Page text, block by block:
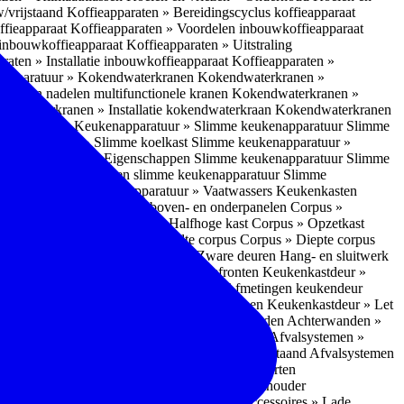
vrijstaand Koffieapparaten » Bereidingscyclus koffieapparaat
Koffieapparaten » Voordelen inbouwkoffieapparaat
Koffieapparaten » Uitstraling
» Installatie inbouwkoffieapparaat Koffieapparaten »
» Kokendwaterkranen Kokendwaterkranen »
en nadelen multifunctionele kranen Kokendwaterkranen »
» Installatie kokendwaterkraan Kokendwaterkranen
» OvensKeukenapparatuur » Slimme keukenapparatuur Slimme
» Slimme koelkast Slimme keukenapparatuur »
» Eigenschappen Slimme keukenapparatuur Slimme
» Nadelen slimme keukenapparatuur Slimme
Keukenapparatuur » Vaatwassers Keukenkasten
Corpus » Buitenkant zij-, boven- en onderpanelen Corpus »
Corpus » Halfhoge kast Corpus » Opzetkast
Corpus » Breedte corpus Corpus » Diepte corpus
Hang- en sluitwerk » Zware deuren Hang- en sluitwerk
» Soorten deur- en ladefronten Keukenkastdeur »
Keukenkastdeur » Afmetingen keukendeur
Keukenkastdeur » Deurgrepen Keukenkastdeur » Let
Achterwanden » Nadelen achterwanden Achterwanden »
Afvalsystemen »
Afvalsystemen » Vrijstaand Afvalsystemen
Inbouwaccessoires » Soorten
Inbouwaccessoires » Handdoekhouder